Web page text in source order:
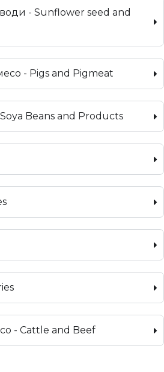
- Sunflower seed and
- Pigs and Pigmeat
Beans and Products
- Cattle and Beef